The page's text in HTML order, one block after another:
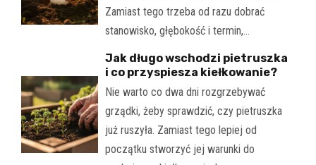
Zamiast tego trzeba od razu dobrać
stanowisko, głębokość i termin,…
Jak długo wschodzi pietruszka
i co przyspiesza kiełkowanie?
Nie warto co dwa dni rozgrzebywać
grządki, żeby sprawdzić, czy pietruszka
już ruszyła. Zamiast tego lepiej od
początku stworzyć jej warunki do